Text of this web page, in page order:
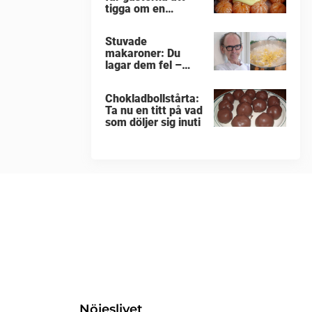
tigga om en
Stuvade
makaroner: Du
lagar dem fel –
Chokladbollstårta:
Ta nu en titt på vad
som döljer sig inuti